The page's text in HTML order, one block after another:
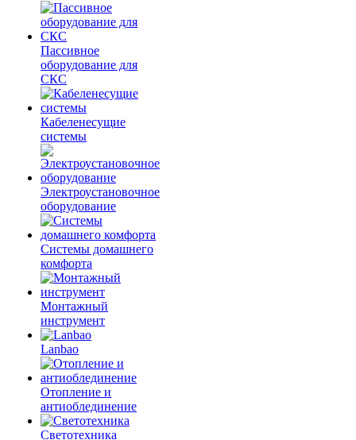
Пассивное
оборудование для
СКС
Кабеленесущие
системы
Электроустановочное
оборудование
Системы домашнего
комфорта
Монтажный
инструмент
Lanbao
Отопление и
антиоблединение
Светотехника